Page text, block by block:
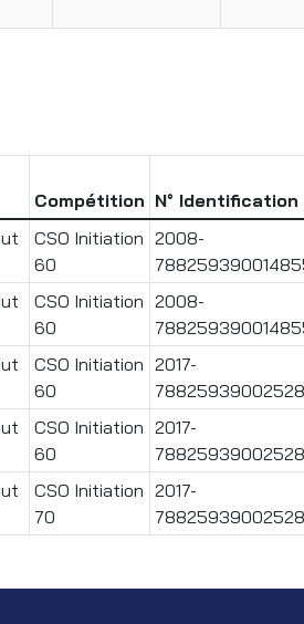
Compétition N° Identification
CSO Initiation
60
2008-
CSO Initiation
60
2008-
CSO Initiation
60
2017-
CSO Initiation
60
2017-
CSO Initiation
70
2017-